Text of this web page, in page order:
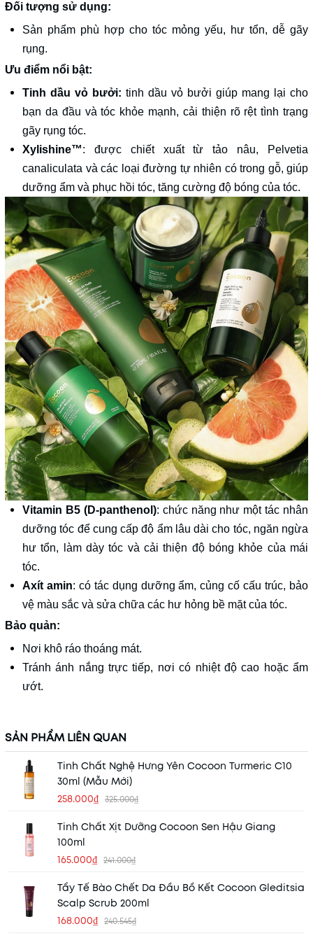
Đối tượng sử dụng:
Sản phẩm phù hợp cho tóc mỏng yếu, hư tổn, dễ gãy
rụng.
Ưu điểm nổi bật:
Tinh dầu vỏ bưởi: tinh dầu vỏ bưởi giúp mang lại cho
bạn da đầu và tóc khỏe mạnh, cải thiện rõ rệt tình trạng
gãy rụng tóc.
Xylishine™: được chiết xuất từ tảo nâu, Pelvetia
canaliculata và các loại đường tự nhiên có trong gỗ, giúp
dưỡng ẩm và phục hồi tóc, tăng cường độ bóng của tóc.
Vitamin B5 (D-panthenol): chức năng như một tác nhân
dưỡng tóc để cung cấp độ ẩm lâu dài cho tóc, ngăn ngừa
hư tổn, làm dày tóc và cải thiện độ bóng khỏe của mái
tóc.
Axít amin: có tác dụng dưỡng ẩm, củng cố cấu trúc, bảo
vệ màu sắc và sửa chữa các hư hỏng bề mặt của tóc.
Bảo quản:
Nơi khô ráo thoáng mát.
Tránh ánh nắng trực tiếp, nơi có nhiệt độ cao hoặc ẩm
ướt.
SẢN PHẨM LIÊN QUAN
Tinh Chất Nghệ Hưng Yên Cocoon Turmeric C10
30ml (Mẫu Mới)
258.000₫ 325.000₫
Tinh Chất Xịt Dưỡng Cocoon Sen Hậu Giang
100ml
165.000₫ 241.000₫
Tẩy Tế Bào Chết Da Đầu Bồ Kết Cocoon Gleditsia
Scalp Scrub 200ml
168.000₫ 240.545₫